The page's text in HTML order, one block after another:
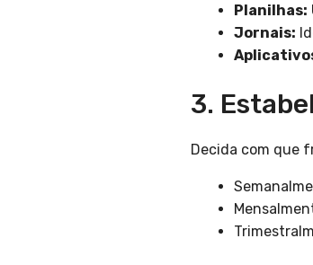
Planilhas:
Jornais:
3.
Decida com que